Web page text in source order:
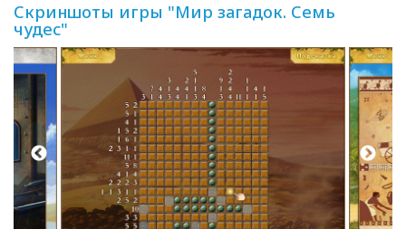
Скриншоты игры "Мир загадок. Семь
чудес"